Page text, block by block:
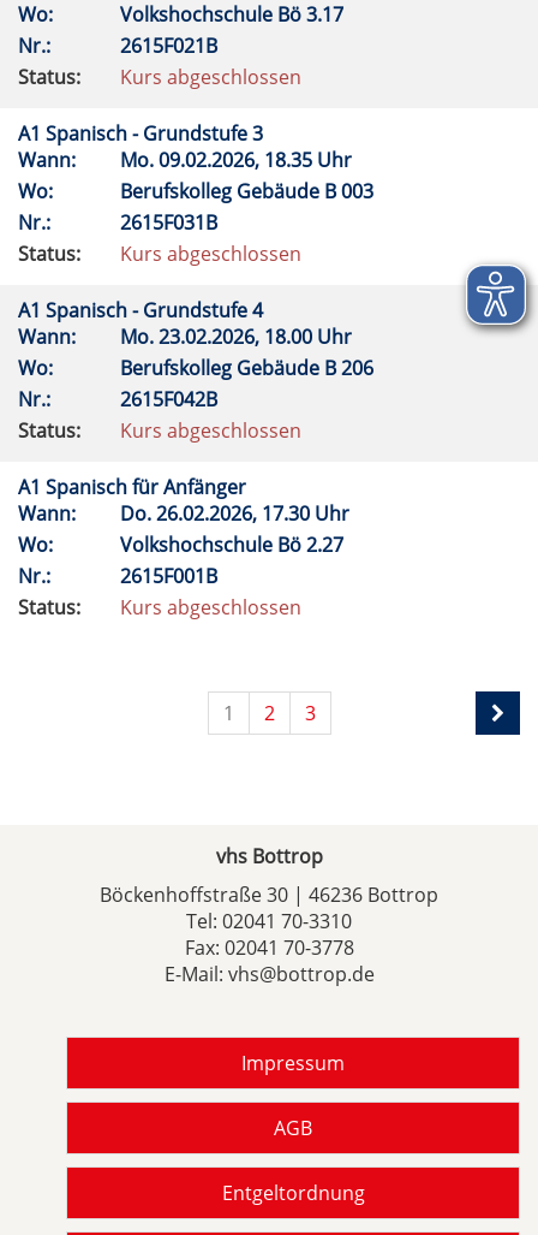
Wo:
Volkshochschule Bö 3.17
Nr.:
2615F021B
Status:
Kurs abgeschlossen
A1 Spanisch - Grundstufe 3
Wann:
Mo.09.02.2026, 18.35 Uhr
Wo:
Berufskolleg Gebäude B 003
Nr.:
2615F031B
Status:
Kurs abgeschlossen
A1 Spanisch - Grundstufe 4
Wann:
Mo.23.02.2026, 18.00 Uhr
Wo:
Berufskolleg Gebäude B 206
Nr.:
2615F042B
Status:
Kurs abgeschlossen
A1 Spanisch für Anfänger
Wann:
Do.26.02.2026, 17.30 Uhr
Wo:
Volkshochschule Bö 2.27
Nr.:
2615F001B
Status:
Kurs abgeschlossen
1 2 3
vhs Bottrop
Böckenhoffstraße 30 | 46236 Bottrop
Tel: 02041 70-3310
Fax: 02041 70-3778
E-Mail: vhs@bottrop.de
Impressum
AGB
Entgeltordnung